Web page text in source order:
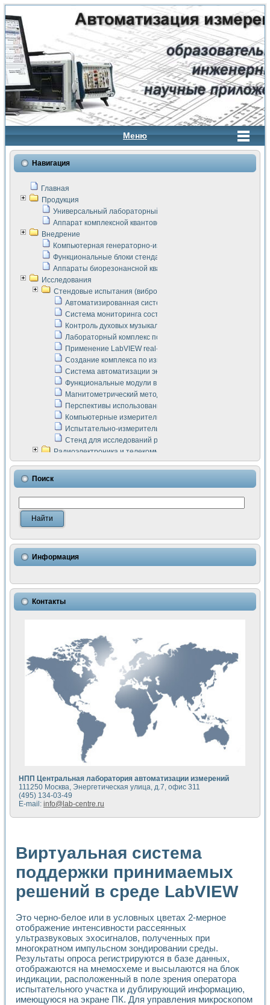
Меню
Навигация
Главная
Продукция
Универсальный лабораторный стенд "Сигнал-USB"
Аппарат комплексной квантовой терапии Интроскан
Внедрение
Компьютерная генераторно-измерительная система
Функциональные блоки стенда "Сигнал-USB"
Аппараты биорезонансной квантовой терапии серии СКАН
Исследования
Стендовые испытания (виброакустика, тензометрия и т.п.)
Автоматизированная система измерения параметров
Система мониторинга состояния тяговых
Контроль духовых музыкальных инструментов
Лабораторный комплекс по исследованию элементной
Применение LabVIEW real-time module для
Создание комплекса по измерению скорости подвижного
Система автоматизации экспериментальных
Функциональные модули в стандарте Nl SCXI для
Магнитометрический метод в дефектоскопии сварных
Перспективы использования машинного зрения в
Компьютерные измерительные системы для
Испытательно-измерительный комплекс аппаратуры для
Стенд для исследований рабочих процессов ДВС в
Радиоэлектроника и телекоммуникации
LabVIEW в расчетах радиолиний систем передачи данных
Аппаратно-программный комплекс для исследования
Виртуальный лабораторный стенд для исследования
Измерение шумовых параметров операционных
Измерительный преобразователь на основе цифровой
Использование NI LabVIEW для математического
Исследовние возможности создания измерителя ВАХ
Математическое моделирование генератора сигналов -
Применение осциллографического модуля с высоким
Симуляция отклика импульсного радиолокационного
Автоматизация формирования уравнений состояния для
Разработка автоматизированного стенда для измерения
Применение среды LabVIEW для построения картины
Портативная система для определения показателей
Использование LabVIEW для управления источником
Устройство для снятия вольт-амперных характеристик
Передовые научные технологии: нано-, фемто-,
Автоматизированная установка по измерению временных
Автоматизированный лабораторный комплекс на базе
Визуализация моделирования и оптимизации тепловой
Виртуальный прибор для исследования функциональных
Исследование возможности создания экономичного
Исследование кинетики движения макрочастиц в
Метод прогнозирования свойств дисперсных продуктов
Недорогая система управления сверхпроводящим
Применение технологий NI в курсе экспериментальной
Расчет переноса аэрозоля и выпадения осадка в
Применение NI VISION для геометрического анализа в
Управление движением с помощью программно -
Определение параметров всплывающих газовых
Система управления асинхронным тиристорным
Применение средств NATIONAL INSTRUMENTS для
Разработка автоматизированного стенда для
Автоматизированный стенд рентгеновской диагностики
Высокочувствительные оптоэлектронные
Установка для измерения диэлектрических свойств
Исследование кинетики зарождения и развития
Лабораторный электрический импедансный томограф на
Микрозондовая система для характеризации
Поиск
Информация
Контакты
НПП Центральная лаборатория автоматизации измерений
111250 Москва, Энергетическая улица, д.7, офис 311
(495) 134-03-49
E-mail: info@lab-centre.ru
Виртуальная система
поддержки принимаемых
решений в среде LabVIEW
Это черно-белое или в условных цветах 2-мерное
отображение интенсивности рассеянных
ультразвуковых эхосигналов, полученных при
многократном импульсном зондировании среды.
Результаты опроса регистрируются в базе данных,
отображаются на мнемосхеме и высылаются на блок
индикации, расположенный в поле зрения оператора
испытательного участка и дублирующий информацию,
имеющуюся на экране ПК. Для управления микроскопом